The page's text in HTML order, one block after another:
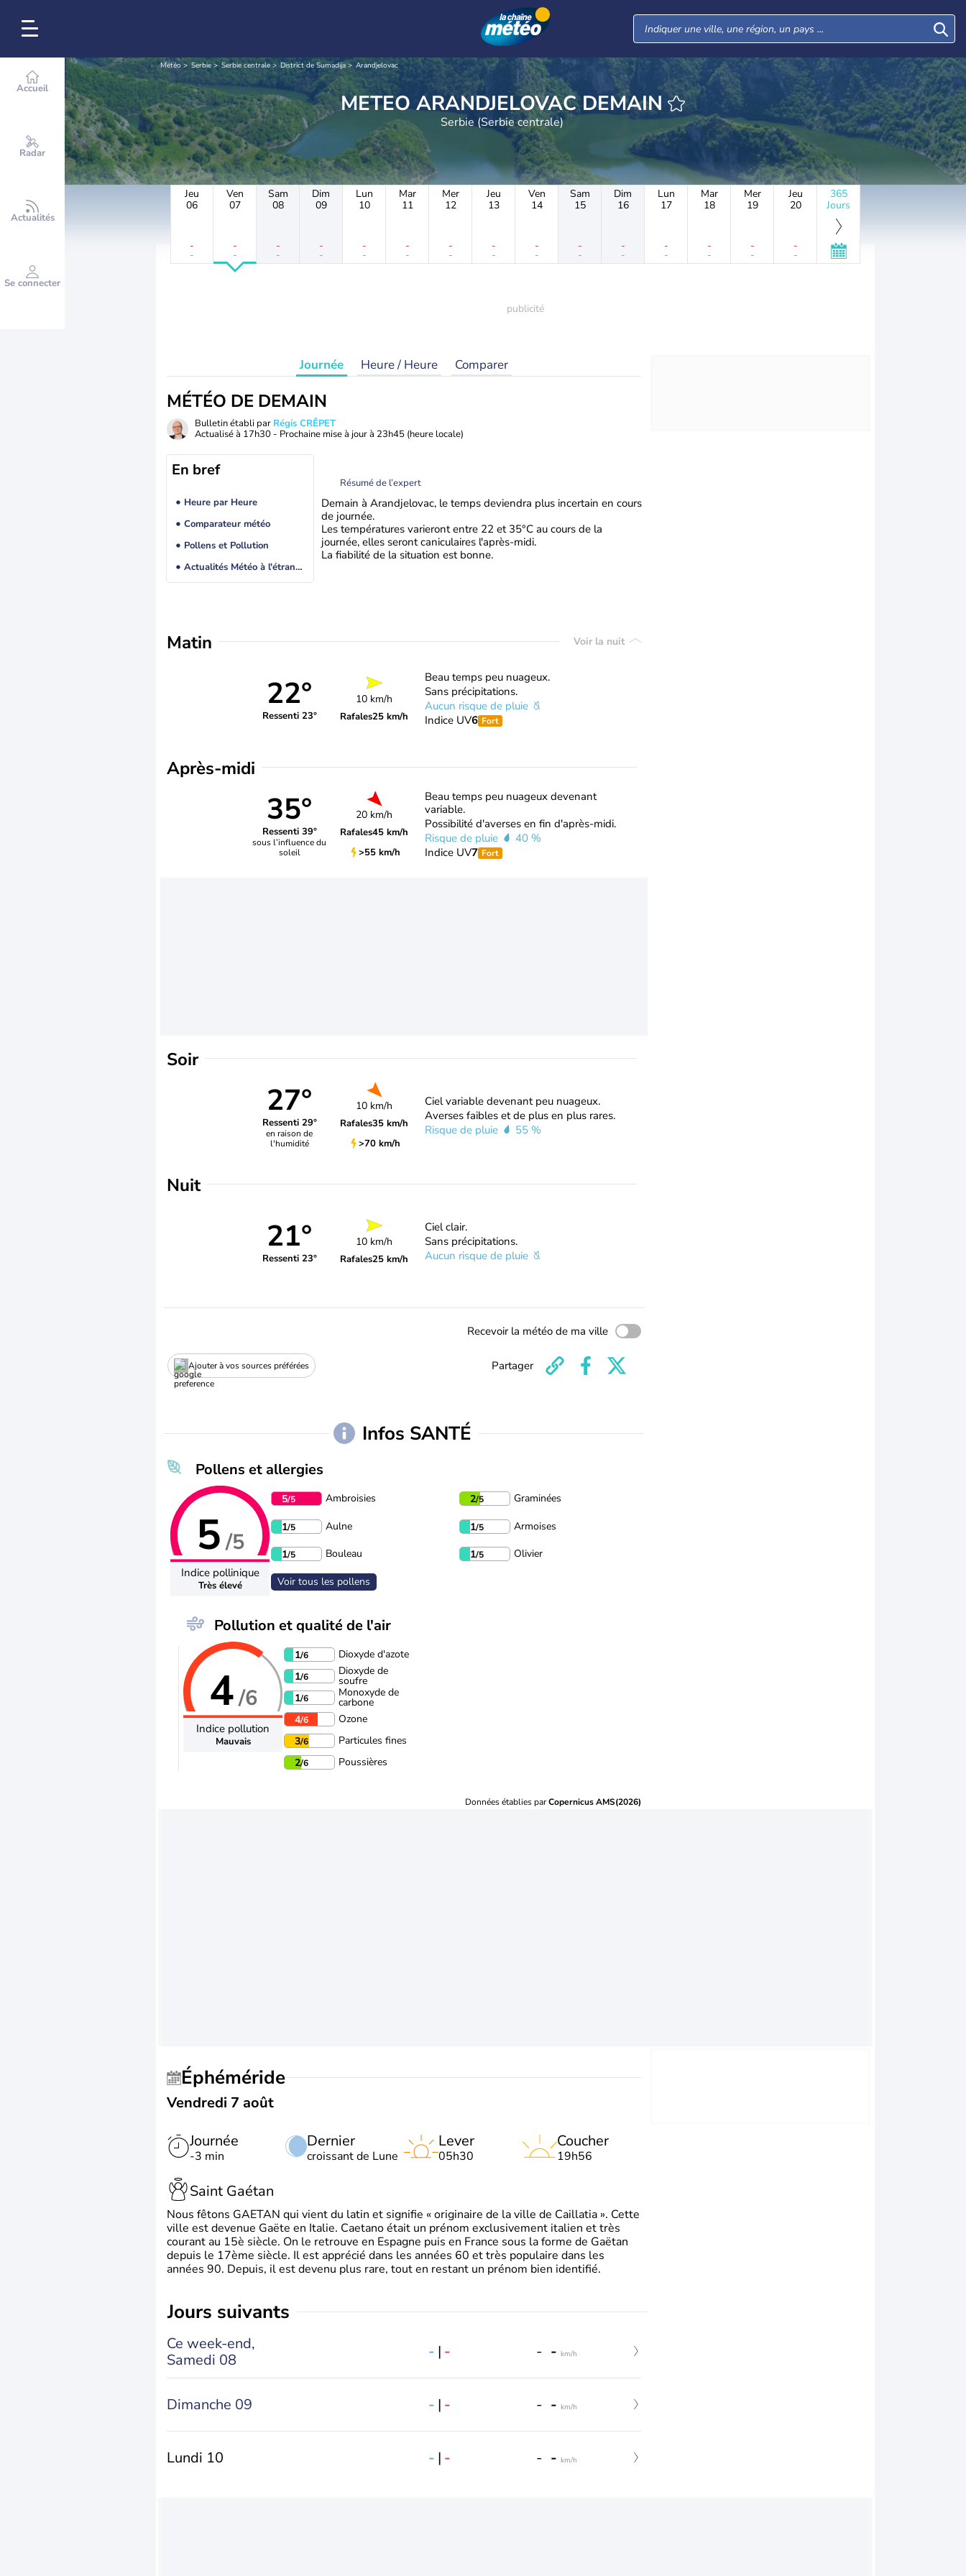
Accueil
Radar
Actualités
Se connecter
Météo Serbie Serbie centrale District de Sumadija Arandjelovac
METEO ARANDJELOVAC DEMAIN
Serbie (Serbie centrale)
Jeu
06
-
-
Ven
07
-
-
Sam
08
-
-
Dim
09
-
-
Lun
10
-
-
Mar
11
-
-
Mer
12
-
-
Jeu
13
-
-
Ven
14
-
-
Sam
15
-
-
Dim
16
-
-
Lun
17
-
-
Mar
18
-
-
Mer
19
-
-
Jeu
20
-
-
365
Jours
Journée Heure / Heure Comparer
MÉTÉO DE DEMAIN
Bulletin établi par Régis CRÊPET
Actualisé à 17h30 - Prochaine mise à jour à 23h45 (heure locale)
En bref
Heure par Heure
Comparateur météo
Pollens et Pollution
Actualités Météo à l'étranger
Résumé de l’expert
Demain à Arandjelovac, le temps deviendra plus incertain en cours
de journée.
Les températures varieront entre 22 et 35°C au cours de la
journée, elles seront caniculaires l'après-midi.
La fiabilité de la situation est bonne.
Matin Voir la nuit
22°
Ressenti 23°
10 km/h
Rafales25 km/h
Beau temps peu nuageux.
Sans précipitations.
Aucun risque de pluie
Indice UV6 Fort
Après-midi
35°
Ressenti 39°
sous l’influence du
soleil
20 km/h
Rafales45 km/h
>55 km/h
Beau temps peu nuageux devenant
variable.
Possibilité d'averses en fin d'après-midi.
Risque de pluie
40 %
Indice UV7 Fort
Soir
27°
Ressenti 29°
en raison de
l'humidité
10 km/h
Rafales35 km/h
>70 km/h
Ciel variable devenant peu nuageux.
Averses faibles et de plus en plus rares.
Risque de pluie
55 %
Nuit
21°
Ressenti 23°
10 km/h
Rafales25 km/h
Ciel clair.
Sans précipitations.
Aucun risque de pluie
Recevoir la météo de ma ville
Ajouter à vos sources préférées Partager
Infos SANTÉ
Pollens et allergies
5/5
Indice pollinique
Très élevé
5/5 Ambroisies 2/5 Graminées
1/5 Aulne 1/5 Armoises
1/5 Bouleau 1/5 Olivier
Voir tous les pollens
Pollution et qualité de l'air
4/6
Indice pollution
Mauvais
1/6
Dioxyde d'azote
1/6 Dioxyde de
soufre
1/6 Monoxyde de
carbone
4/6
Ozone
3/6
Particules fines
2/6 Poussières
Données établies parCopernicus AMS(2026)
Éphéméride
Vendredi 7 août
Journée
-3 min
Dernier
croissant de Lune
Lever
05h30
Coucher
19h56
Saint Gaétan
Nous fêtons GAETAN qui vient du latin et signifie « originaire de la ville de Caillatia ». Cette
ville est devenue Gaëte en Italie. Caetano était un prénom exclusivement italien et très
courant au 15è siècle. On le retrouve en Espagne puis en France sous la forme de Gaëtan
depuis le 17ème siècle. Il est apprécié dans les années 60 et très populaire dans les
années 90. Depuis, il est devenu plus rare, tout en restant un prénom bien identifié.
jours suivants
Ce week-end,
Samedi 08
- | - - - km/h
Dimanche 09 - | - - - km/h
Lundi 10 - | - - - km/h